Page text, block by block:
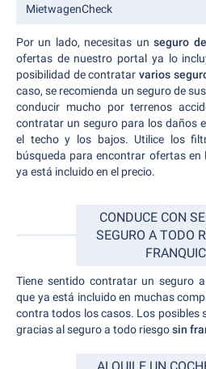
MietwagenCheck
Por un lado, necesitas unseguro
ofertas de nuestro portal ya lo
posibilidad de contratarvarios
caso, se recomienda un seguro de
conducir mucho por terrenos
contratar un seguro para los daños
el techo y los bajos. Utilice los
búsqueda para encontrar ofertas en
ya está incluido en el precio.
CONDUCE CON
SEGURO A TODO
Tiene sentido contratar un seguro
que ya está incluido en muchas
contra todos los casos. Los posibles
gracias al seguro a todo riesgosin
ALQUILE UN